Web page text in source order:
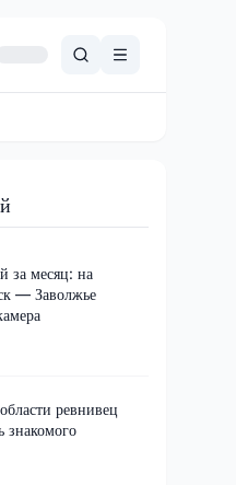
за месяц: на
— Заволжье
ревнивец
знакомого